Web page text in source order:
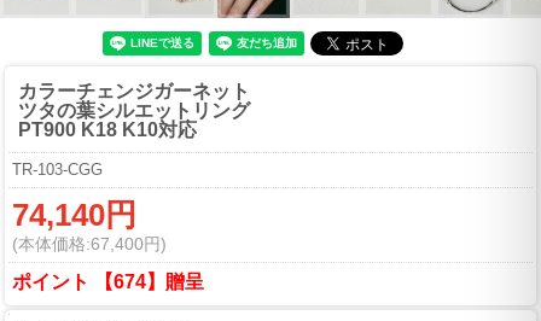
カラーチェンジガーネット
ツタの葉シルエットリング
PT900 K18 K10対応
TR-103-CGG
74,140円
(本体価格:67,400円)
ポイント 【674】贈呈